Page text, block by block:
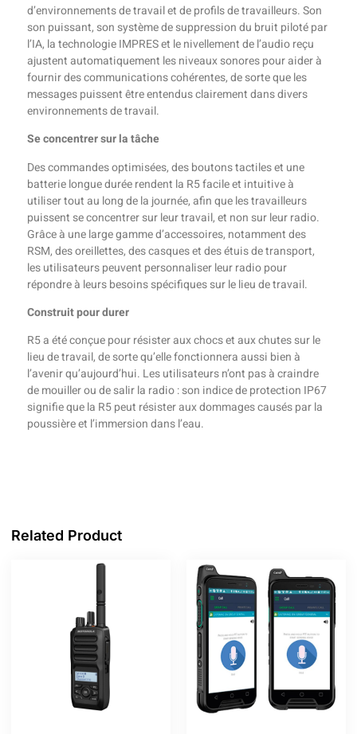
d’environnements de travail et de profils de travailleurs. Son
son puissant, son système de suppression du bruit piloté par
l’IA, la technologie IMPRES et le nivellement de l’audio reçu
ajustent automatiquement les niveaux sonores pour aider à
fournir des communications cohérentes, de sorte que les
messages puissent être entendus clairement dans divers
environnements de travail.
Se concentrer sur la tâche
Des commandes optimisées, des boutons tactiles et une
batterie longue durée rendent la R5 facile et intuitive à
utiliser tout au long de la journée, afin que les travailleurs
puissent se concentrer sur leur travail, et non sur leur radio.
Grâce à une large gamme d’accessoires, notamment des
RSM, des oreillettes, des casques et des étuis de transport,
les utilisateurs peuvent personnaliser leur radio pour
répondre à leurs besoins spécifiques sur le lieu de travail.
Construit pour durer
R5 a été conçue pour résister aux chocs et aux chutes sur le
lieu de travail, de sorte qu’elle fonctionnera aussi bien à
l’avenir qu’aujourd’hui. Les utilisateurs n’ont pas à craindre
de mouiller ou de salir la radio : son indice de protection IP67
signifie que la R5 peut résister aux dommages causés par la
poussière et l’immersion dans l’eau.
Related Product